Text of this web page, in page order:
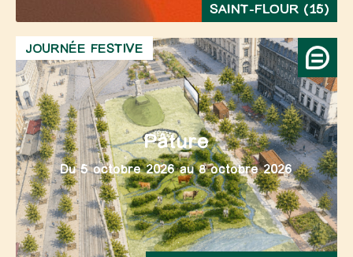
SAINT-FLOUR (15)
Pâture
Du 5 octobre 2026 au 8 octobre 2026
JOURNÉE FESTIVE